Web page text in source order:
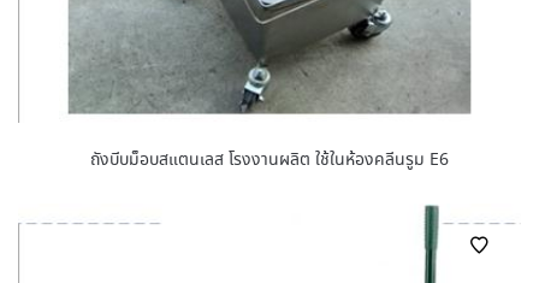
ถังบีบม็อบสแตนเลส โรงงานผลิต ใช้ในห้องคลีนรูม E6